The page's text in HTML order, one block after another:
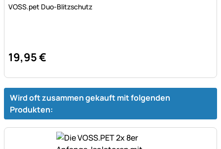
VOSS.pet Duo-Blitzschutz
19,95€
Wird oft zusammen gekauft mit folgenden
Produkten: